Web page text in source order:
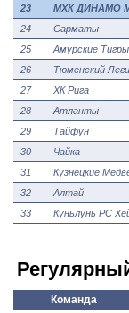
23
МХК ДИНАМО
24
Сарматы
25
Амурские Тигры
26
Тюменский
27
ХК Рига
28
Атланты
29
Тайфун
30
Чайка
31
Кузнецкие
32
Алтай
33
Куньлунь РС
Команда